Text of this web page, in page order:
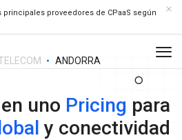
proveedores de CPaaS según
ANDORRA
uno Pricing para
y conectividad